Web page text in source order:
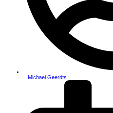
Michael Geerdts